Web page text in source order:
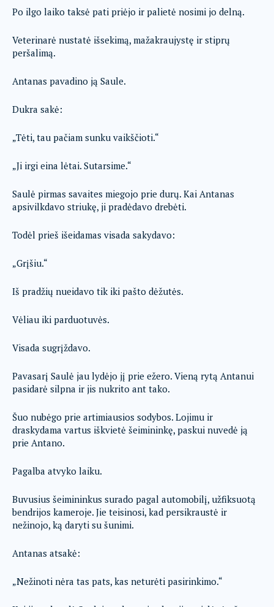
Po ilgo laiko taksė pati priėjo ir palietė nosimi jo delną.
Veterinarė nustatė išsekimą, mažakraujystę ir stiprų
peršalimą.
Antanas pavadino ją Saule.
Dukra sakė:
„Tėti, tau pačiam sunku vaikščioti.“
„Ji irgi eina lėtai. Sutarsime.“
Saulė pirmas savaites miegojo prie durų. Kai Antanas
apsivilkdavo striukę, ji pradėdavo drebėti.
Todėl prieš išeidamas visada sakydavo:
„Grįšiu.“
Iš pradžių nueidavo tik iki pašto dėžutės.
Vėliau iki parduotuvės.
Visada sugrįždavo.
Pavasarį Saulė jau lydėjo jį prie ežero. Vieną rytą Antanui
pasidarė silpna ir jis nukrito ant tako.
Šuo nubėgo prie artimiausios sodybos. Lojimu ir
draskydama vartus iškvietė šeimininkę, paskui nuvedė ją
prie Antano.
Pagalba atvyko laiku.
Buvusius šeimininkus surado pagal automobilį, užfiksuotą
bendrijos kameroje. Jie teisinosi, kad persikraustė ir
nežinojo, ką daryti su šunimi.
Antanas atsakė:
„Nežinoti nėra tas pats, kas neturėti pasirinkimo.“